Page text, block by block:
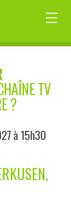
TV
?
à 15h30